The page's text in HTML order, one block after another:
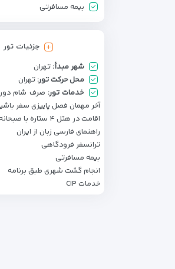
بیمه مسافرتی
جزئیات تور
شهر مبدأ: تهران
محل حرکت تور: تهران
خدمات تور: صرف شام
آخر مهمان فصل پاییزی سفر
اقامت در هتل ۴ ستاره با صبحانه
راهنمای فارسی زبان از ایران
ترانسفر فرودگاهی
بیمه مسافرتی
انجام گشت شهری طبق برنامه
خدمات CIP